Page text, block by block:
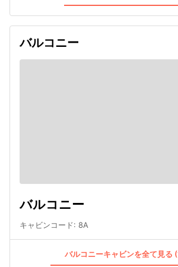
バルコニー
バルコニー
キャビンコード: 8A
バルコニーキャビンを全て見る